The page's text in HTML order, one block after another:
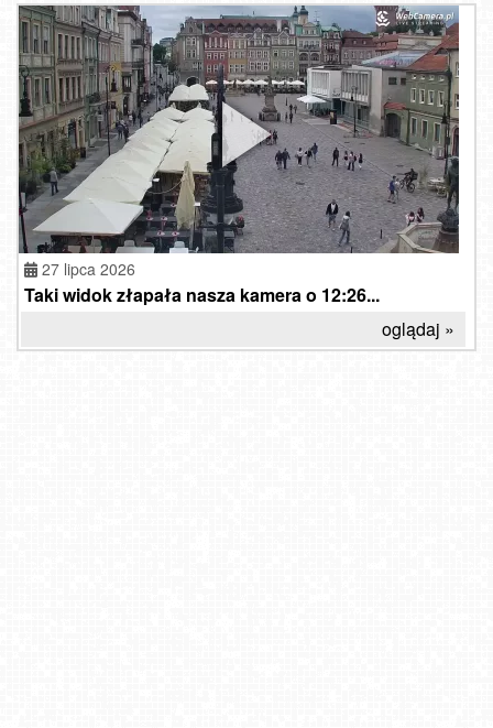
27 lipca 2026
Taki widok złapała nasza kamera o 12:26...
oglądaj »